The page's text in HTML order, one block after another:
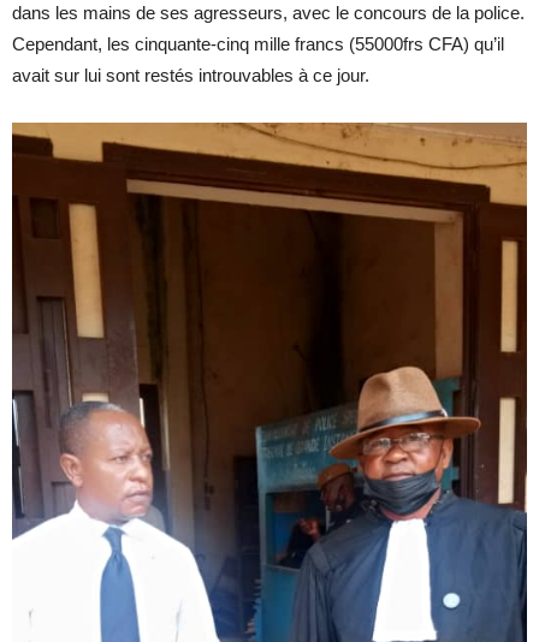
dans les mains de ses agresseurs, avec le concours de la police.
Cependant, les cinquante-cinq mille francs (55000frs CFA) qu’il
avait sur lui sont restés introuvables à ce jour.